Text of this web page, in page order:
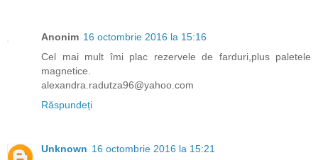
Anonim 16 octombrie 2016 la 15:16
Cel mai mult îmi plac rezervele de farduri,plus paletele
magnetice.
alexandra.radutza96@yahoo.com
Răspundeți
Unknown 16 octombrie 2016 la 15:21